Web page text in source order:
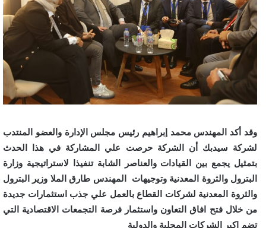
وقد أكد المهندس محمد إبراهيم رئيس مجلس الإدارة والعضو المنتدب
لشركة سيدبك أن الشركة حرصت علي المشاركة في هذا الحدث
بتمثيل يجمع بين القيادات والعناصر الشابة تنفيذا لاستراتيجية وزارة
البترول والثروة المعدنية وتوجيهات المهندس طارق الملا وزير البترول
والثروة المعدنية لشركات القطاع بالعمل علي جذب استثمارات جديدة
من خلال فتح افاق التعاون واستثمار فرصة التجمعات الاقتصادية التي
تضم اكبر الشركات المحلية والدولية